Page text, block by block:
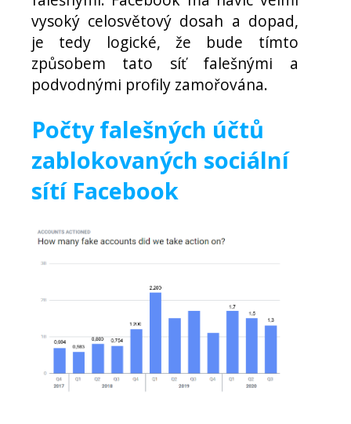
vysoký celosvětový dosah a dopad,
je tedy logické, že bude tímto
způsobem tato síť falešnými a
podvodnými profily zamořována.
Počty falešných účtů
zablokovaných sociální
sítí Facebook